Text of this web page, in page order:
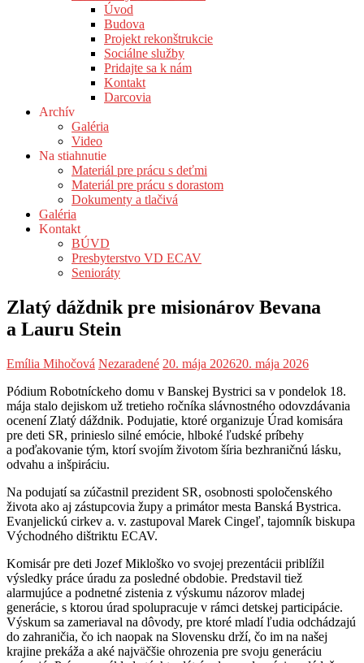
Úvod
Budova
Projekt rekonštrukcie
Sociálne služby
Pridajte sa k nám
Kontakt
Darcovia
Archív
Galéria
Video
Na stiahnutie
Materiál pre prácu s deťmi
Materiál pre prácu s dorastom
Dokumenty a tlačivá
Galéria
Kontakt
BÚVD
Presbyterstvo VD ECAV
Senioráty
Zlatý dáždnik pre misionárov Bevana
a Lauru Stein
Emília Mihočová Nezaradené 20. mája 202620. mája 2026
Pódium Robotníckeho domu v Banskej Bystrici sa v pondelok 18.
mája stalo dejiskom už tretieho ročníka slávnostného odovzdávania
ocenení Zlatý dáždnik. Podujatie, ktoré organizuje Úrad komisára
pre deti SR, prinieslo silné emócie, hlboké ľudské príbehy
a poďakovanie tým, ktorí svojím životom šíria bezhraničnú lásku,
odvahu a inšpiráciu.
Na podujatí sa zúčastnil prezident SR, osobnosti spoločenského
života ako aj zástupcovia župy a primátor mesta Banská Bystrica.
Evanjelickú cirkev a. v. zastupoval Marek Cingeľ, tajomník biskupa
Východného dištriktu ECAV.
Komisár pre deti Jozef Mikloško vo svojej prezentácii priblížil
výsledky práce úradu za posledné obdobie. Predstavil tiež
alarmujúce a podnetné zistenia z výskumu názorov mladej
generácie, s ktorou úrad spolupracuje v rámci detskej participácie.
Výskum sa zameriaval na dôvody, pre ktoré mladí ľudia odchádzajú
do zahraničia, čo ich naopak na Slovensku drží, čo im na našej
krajine prekáža a aké najväčšie ohrozenia pre svoju generáciu